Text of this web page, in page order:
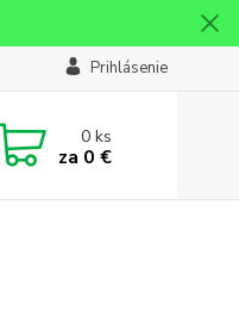
Prihlásenie
0ks
za 0 €